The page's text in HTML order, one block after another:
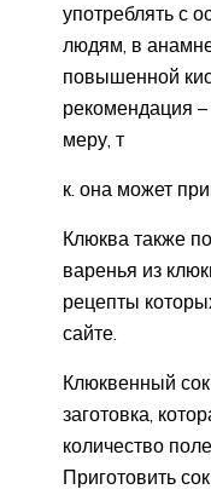
употреблять с
людям, в
повышенной
рекомендация
меру, т
к. она может
Клюква также
варенья из
рецепты
сайте.
Клюквенный
заготовка,
количество
Приготовить